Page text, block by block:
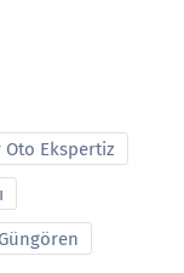
Oto Ekspertiz